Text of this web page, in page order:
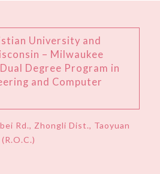
University and
– Milwaukee
Degree Program in
and Computer
Rd., Zhongli Dist., Taoyuan